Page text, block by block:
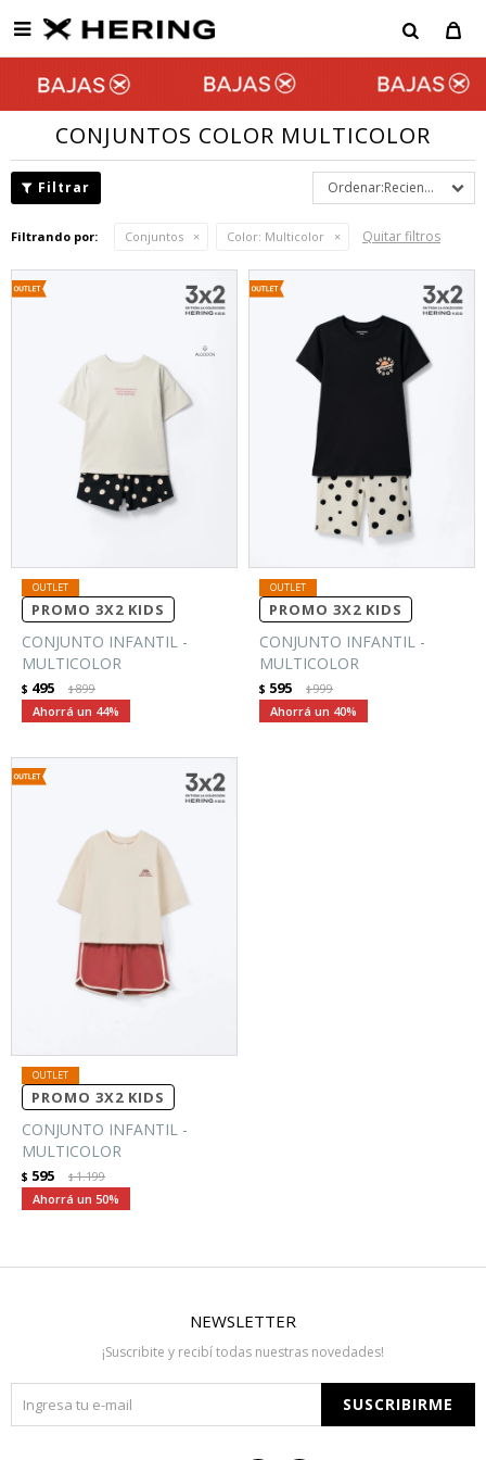

CONJUNTOS COLOR MULTICOLOR
Recientes
Filtrando por: Conjuntos Color: Multicolor Quitar filtros
PROMO 3X2 KIDS
CONJUNTO INFANTIL -
MULTICOLOR
$ 495 $899
44
PROMO 3X2 KIDS
CONJUNTO INFANTIL -
MULTICOLOR
$ 595 $999
40
PROMO 3X2 KIDS
CONJUNTO INFANTIL -
MULTICOLOR
$ 595 $1.199
50
NEWSLETTER
¡Suscribite y recibí todas nuestras novedades!
SUSCRIBIRME